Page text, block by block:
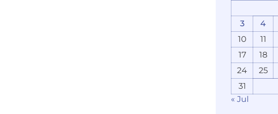
3
4
10
11
17
18
24
25
31
« Jul